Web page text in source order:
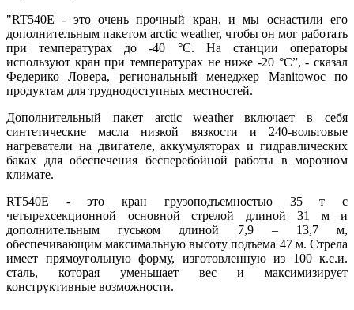
"RT540E - это очень прочный кран, и мы оснастили его
дополнительным пакетом arctic weather, чтобы он мог работать
при температурах до -40 °C. На станции операторы
используют кран при температурах не ниже -20 °C”, - сказал
Федерико Ловера, региональный менеджер Manitowoc по
продуктам для труднодоступных местностей.
Дополнительный пакет arctic weather включает в себя
синтетические масла низкой вязкости и 240-вольтовые
нагреватели на двигателе, аккумуляторах и гидравлических
баках для обеспечения бесперебойной работы в морозном
климате.
RT540E - это кран грузоподъемностью 35 т с
четырехсекционной основной стрелой длиной 31 м и
дополнительным гуськом длиной 7,9 – 13,7 м,
обеспечивающим максимальную высоту подъема 47 м. Стрела
имеет прямоугольную форму, изготовленную из 100 к.с.и.
сталь, которая уменьшает вес и максимизирует
конструктивные возможности.